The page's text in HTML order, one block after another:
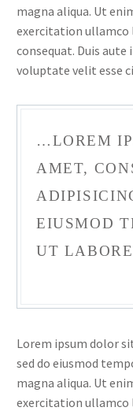
magna aliqua. Ut
exercitation ullamco
consequat. Duis
voluptate velit esse
…LOREM
AMET,
EIUSMOD
UT
Lorem ipsum dolor
sed do eiusmod
magna aliqua. Ut
exercitation ullamco